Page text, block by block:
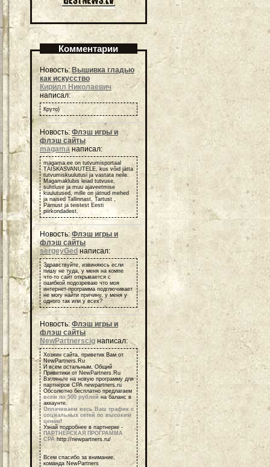
Комментарии
Новость: Вышивка гладью
как искусство
Кирилл Николаевич
написал:
Круто)
Новость:Флэш игры и
флэш сайты
magama написал:
magama.ee on tutvumisportaal
TÄISKASVANUTELE, kus võid jätta
tutvumiskuulutusi ja vastata neile.
Magamaklubis leiad tutvuse,
suhtluse ja muu ajaveetmise
kuulutused, mille on jätnud mehed
ja naised Tallinnast, Tartust ,
Pärnust ja teistest Eesti
piirkondadest.
Новость: Флэш игры и
флэш сайты
sergeyGed написал:
Здравствуйте, извиняюсь если
пишу не туда, у меня на компе
что-то сайт открывается с
ошибкой подозреваю что моя
интернет-программа подглючивает
не могу найти причину, у меня у
одного так или у всех?
Новость: Флэш игры и
флэш сайты
NewPartnerscig написал:
Хозяин сайта, приветик Вам от
NewPartners.Ru
И всем остальным, Общий
Приветики от NewPartners.Ru
Взгляньте на новую программу для
партнеров СРА newpartners.ru
Обсолютно бесплатно предлагаем
всем по 500 рублей на баланс в
аккаунте.
Оплачиваем весь Ваш трафик с
социальных сетей по высоким
ценам!
Узнай подробнее в партнерке -
ПАРТНЕРСКАЯ ПРОГРАММА
СРА http://newpartners.ru/
Всем спасибо за внимание,
команда NewPartners